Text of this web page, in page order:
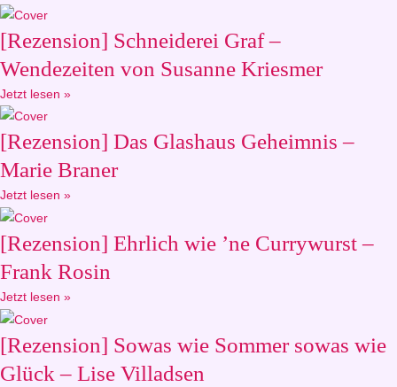
[Rezension] Schneiderei Graf –
Wendezeiten von Susanne Kriesmer
Jetzt lesen »
[Rezension] Das Glashaus Geheimnis –
Marie Braner
Jetzt lesen »
[Rezension] Ehrlich wie ’ne Currywurst –
Frank Rosin
Jetzt lesen »
[Rezension] Sowas wie Sommer sowas wie
Glück – Lise Villadsen